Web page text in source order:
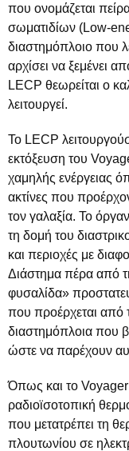
που ονομάζεται
σωματιδίων (Low-
διαστημόπλοιο που
αρχίσει να ξεμένει
LECP θεωρείται ο
λειτουργεί.
Το LECP
εκτόξευση του
χαμηλής ενέργειας
ακτίνες που
τον γαλαξία. Το
τη δομή του
και περιοχές με
Διάστημα πέρα από
φυσαλίδα»
που προέρχεται από
διαστημόπλοια που
ώστε να παρέχουν
Όπως και το Voyager
ραδιοϊσοτοπική
που μετατρέπει τη
πλουτωνίου σε